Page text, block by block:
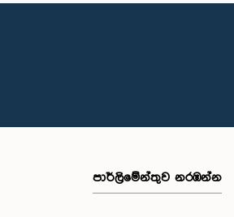
පාර්ලි‌මේන්තුව නරඹන්න